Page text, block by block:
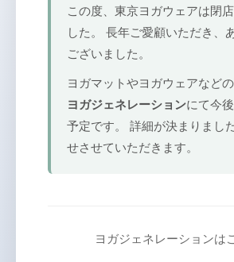
この度、東京ヨガウェアは閉
した。 長年ご愛顧いただき、
ございました。
ヨガマットやヨガウェアなどの
ヨガジェネレーションにて今
予定です。 詳細が決まりまし
せさせていただきます。
ヨガジェネレーションは